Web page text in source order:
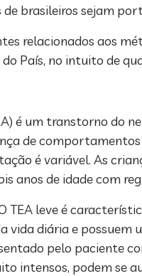
brasileiros sejam
relacionados aos
País, no intuito de
é um transtorno do
de
é variável. As
anos de idade com
TEA leve é
diária e possuem
pelo paciente
intensos, podem se